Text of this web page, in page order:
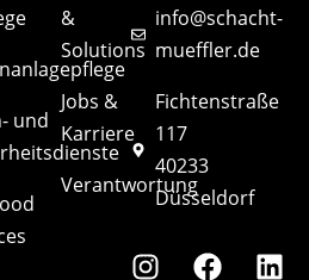
und
&
Solutions
Jobs &
Karriere
Verantwortung
info@schacht-
mueffler.de
Fichtenstraße
117
40233
Düsseldorf